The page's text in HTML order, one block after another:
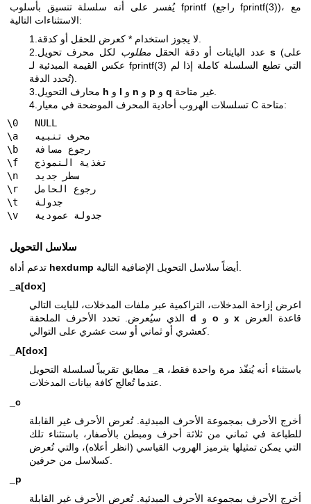
يُفسر على أنه سلسلة تنسيق بأسلوب fprintf (راجعfprintf(3))، مع
الاستثناءات التالية:
2.عدد البايتات أو دقة الحقلمطلوب s(على
fprintf(3)
تُحدد الدقة).
h l n p q
4.تسلسلات الهروب أحادية المحرف الموضحة في معيار C متاحة:
\0   NULL
\a   محرف تنبيه
\b   رجوع مسافة
\f   تغذية النموذج
\n   سطر جديد
\r   رجوع الحامل
\t   جدولة
\v   جدولة عمودية
سلاسل التحويل
hexdump
_a[dox]
اعرض إزاحة المدخلات، التراكمية عبر ملفات المدخلات، للبايت التالي
الذي سيُعرض. تحدد الأحرف الملحقةd o وx
كعشري أو ثماني أو ست عشري على التوالي.
_A[dox]
_aباستثناء أنه يُنفّذ مرة واحدة فقط،
عندما تُعالج كافة بيانات المدخلات.
_c
أخرج الأحرف بمجموعة الأحرف المبدئية. تُعرض الأحرف غير القابلة
للطباعة في ثماني من ثلاثة أحرف ومبطن بالأصفار، باستثناء تلك
التي يمكن تمثيلها بترميز الهروب القياسي (انظر أعلاه)، والتي تُعرض
_p
أخرج الأحرف بمجموعة الأحرف المبدئية. تُعرض الأحرف غير القابلة